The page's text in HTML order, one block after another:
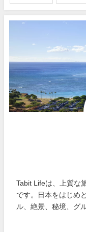
Tabit Lifeは、上質な
です。日本をはじめ
ル、絶景、秘境、グ